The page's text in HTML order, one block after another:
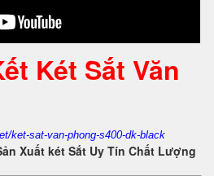
Két Sắt Văn
ket-sat-van-phong-s400-dk-black
Xuất két Sắt Uy Tín Chất Lượng